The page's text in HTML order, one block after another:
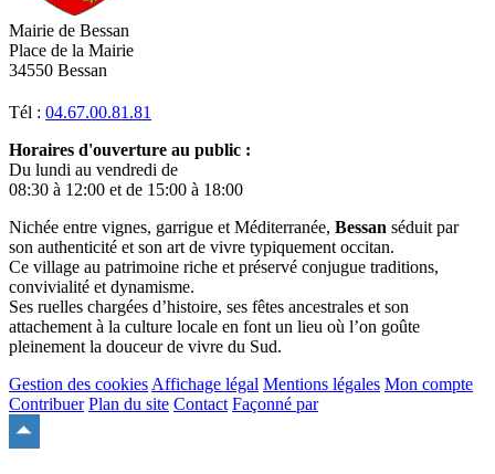
Mairie de Bessan
Place de la Mairie
34550 Bessan
Tél : 04.67.00.81.81
Horaires d'ouverture au public :
Du lundi au vendredi de
08:30 à 12:00 et de 15:00 à 18:00
Nichée entre vignes, garrigue et Méditerranée, Bessan séduit par
son authenticité et son art de vivre typiquement occitan.
Ce village au patrimoine riche et préservé conjugue traditions,
convivialité et dynamisme.
Ses ruelles chargées d’histoire, ses fêtes ancestrales et son
attachement à la culture locale en font un lieu où l’on goûte
pleinement la douceur de vivre du Sud.
Gestion des cookies Affichage légal Mentions légales Mon compte
Contribuer Plan du site Contact Façonné par